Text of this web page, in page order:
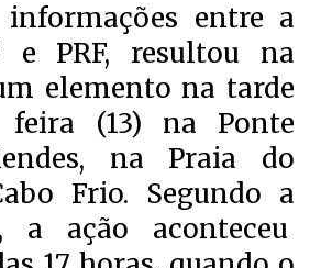
entre a
e PRF, resultou na
elemento na tarde
feira (13) na Ponte
na Praia do
Frio. Segundo a
a ação aconteceu